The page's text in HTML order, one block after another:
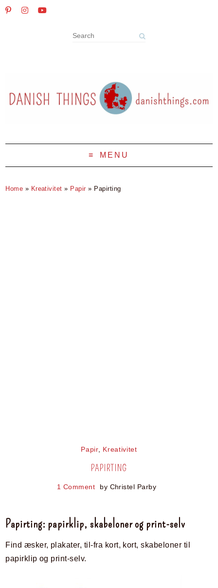
MENU
Home » Kreativitet » Papir » Papirting
Papir, Kreativitet
PAPIRTING
1 Comment by Christel Parby
Papirting: papirklip, skabeloner og print-selv
Find æsker, plakater, til-fra kort, kort, skabeloner til
papirklip og print-selv.